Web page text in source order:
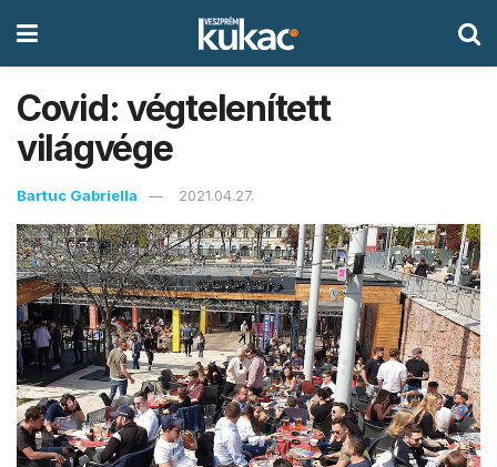
Covid: végtelenített
világvége
Bartuc Gabriella 2021.04.27.